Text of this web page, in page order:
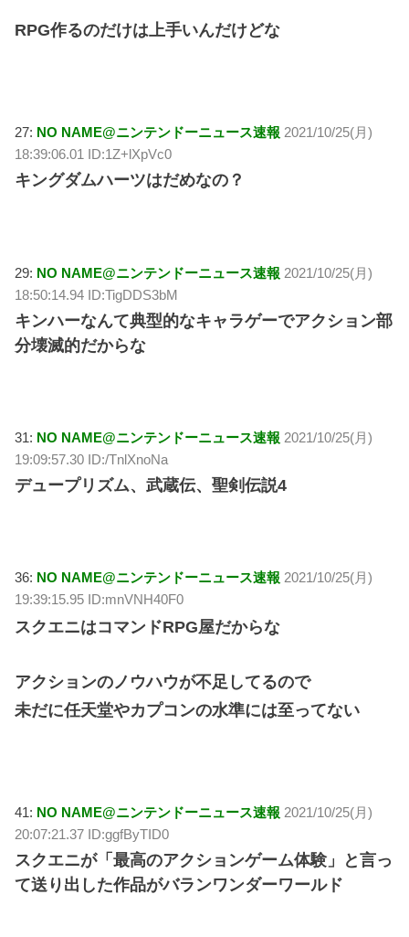
RPG作るのだけは上手いんだけどな
27: NO NAME@ニンテンドーニュース速報 2021/10/25(月)
18:39:06.01 ID:1Z+lXpVc0
キングダムハーツはだめなの？
29: NO NAME@ニンテンドーニュース速報 2021/10/25(月)
18:50:14.94 ID:TigDDS3bM
キンハーなんて典型的なキャラゲーでアクション部
分壊滅的だからな
31: NO NAME@ニンテンドーニュース速報 2021/10/25(月)
19:09:57.30 ID:/TnlXnoNa
デュープリズム、武蔵伝、聖剣伝説4
36: NO NAME@ニンテンドーニュース速報 2021/10/25(月)
19:39:15.95 ID:mnVNH40F0
スクエニはコマンドRPG屋だからな
アクションのノウハウが不足してるので
未だに任天堂やカプコンの水準には至ってない
41: NO NAME@ニンテンドーニュース速報 2021/10/25(月)
20:07:21.37 ID:ggfByTID0
スクエニが「最高のアクションゲーム体験」と言っ
て送り出した作品がバランワンダーワールド